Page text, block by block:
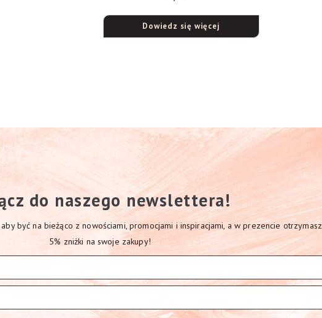
Dowiedz się więcej
do naszego newslettera!
być na bieżąco z nowościami, promocjami i inspiracjami, a w prezencie otrzymasz
5% zniżki na swoje zakupy!